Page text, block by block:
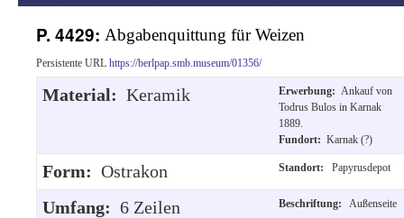
springen
P. 4429: Abgabenquittung für Weizen
Persistente URL https://berlpap.smb.museum/01356/
Material: Keramik Erwerbung: Ankauf von
Todrus Bulos in Karnak
1889.
Fundort: Karnak (?)
Form: Ostrakon Standort: Papyrusdepot
Umfang: 6 Zeilen Beschriftung: Außenseite